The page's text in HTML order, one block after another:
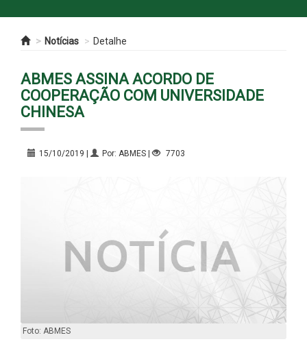
Notícias Detalhe
ABMES ASSINA ACORDO DE
COOPERAÇÃO COM UNIVERSIDADE
CHINESA
15/10/2019 | Por: ABMES | 7703
Foto: ABMES